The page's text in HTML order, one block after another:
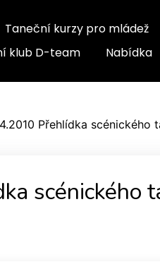
Taneční kurzy pro mládež
klub D-team
Nabídka
Přehlídka scénického
scénického